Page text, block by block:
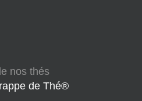
nos thés
de Thé®